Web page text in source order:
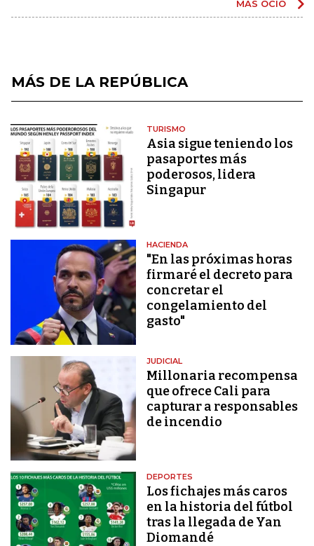
MÁS OCIO
MÁS DE LA REPÚBLICA
TURISMO
Asia sigue teniendo los
pasaportes más
poderosos, lidera
Singapur
HACIENDA
"En las próximas horas
firmaré el decreto para
concretar el
congelamiento del
gasto"
JUDICIAL
Millonaria recompensa
que ofrece Cali para
capturar a responsables
de incendio
DEPORTES
Los fichajes más caros
en la historia del fútbol
tras la llegada de Yan
Diomandé